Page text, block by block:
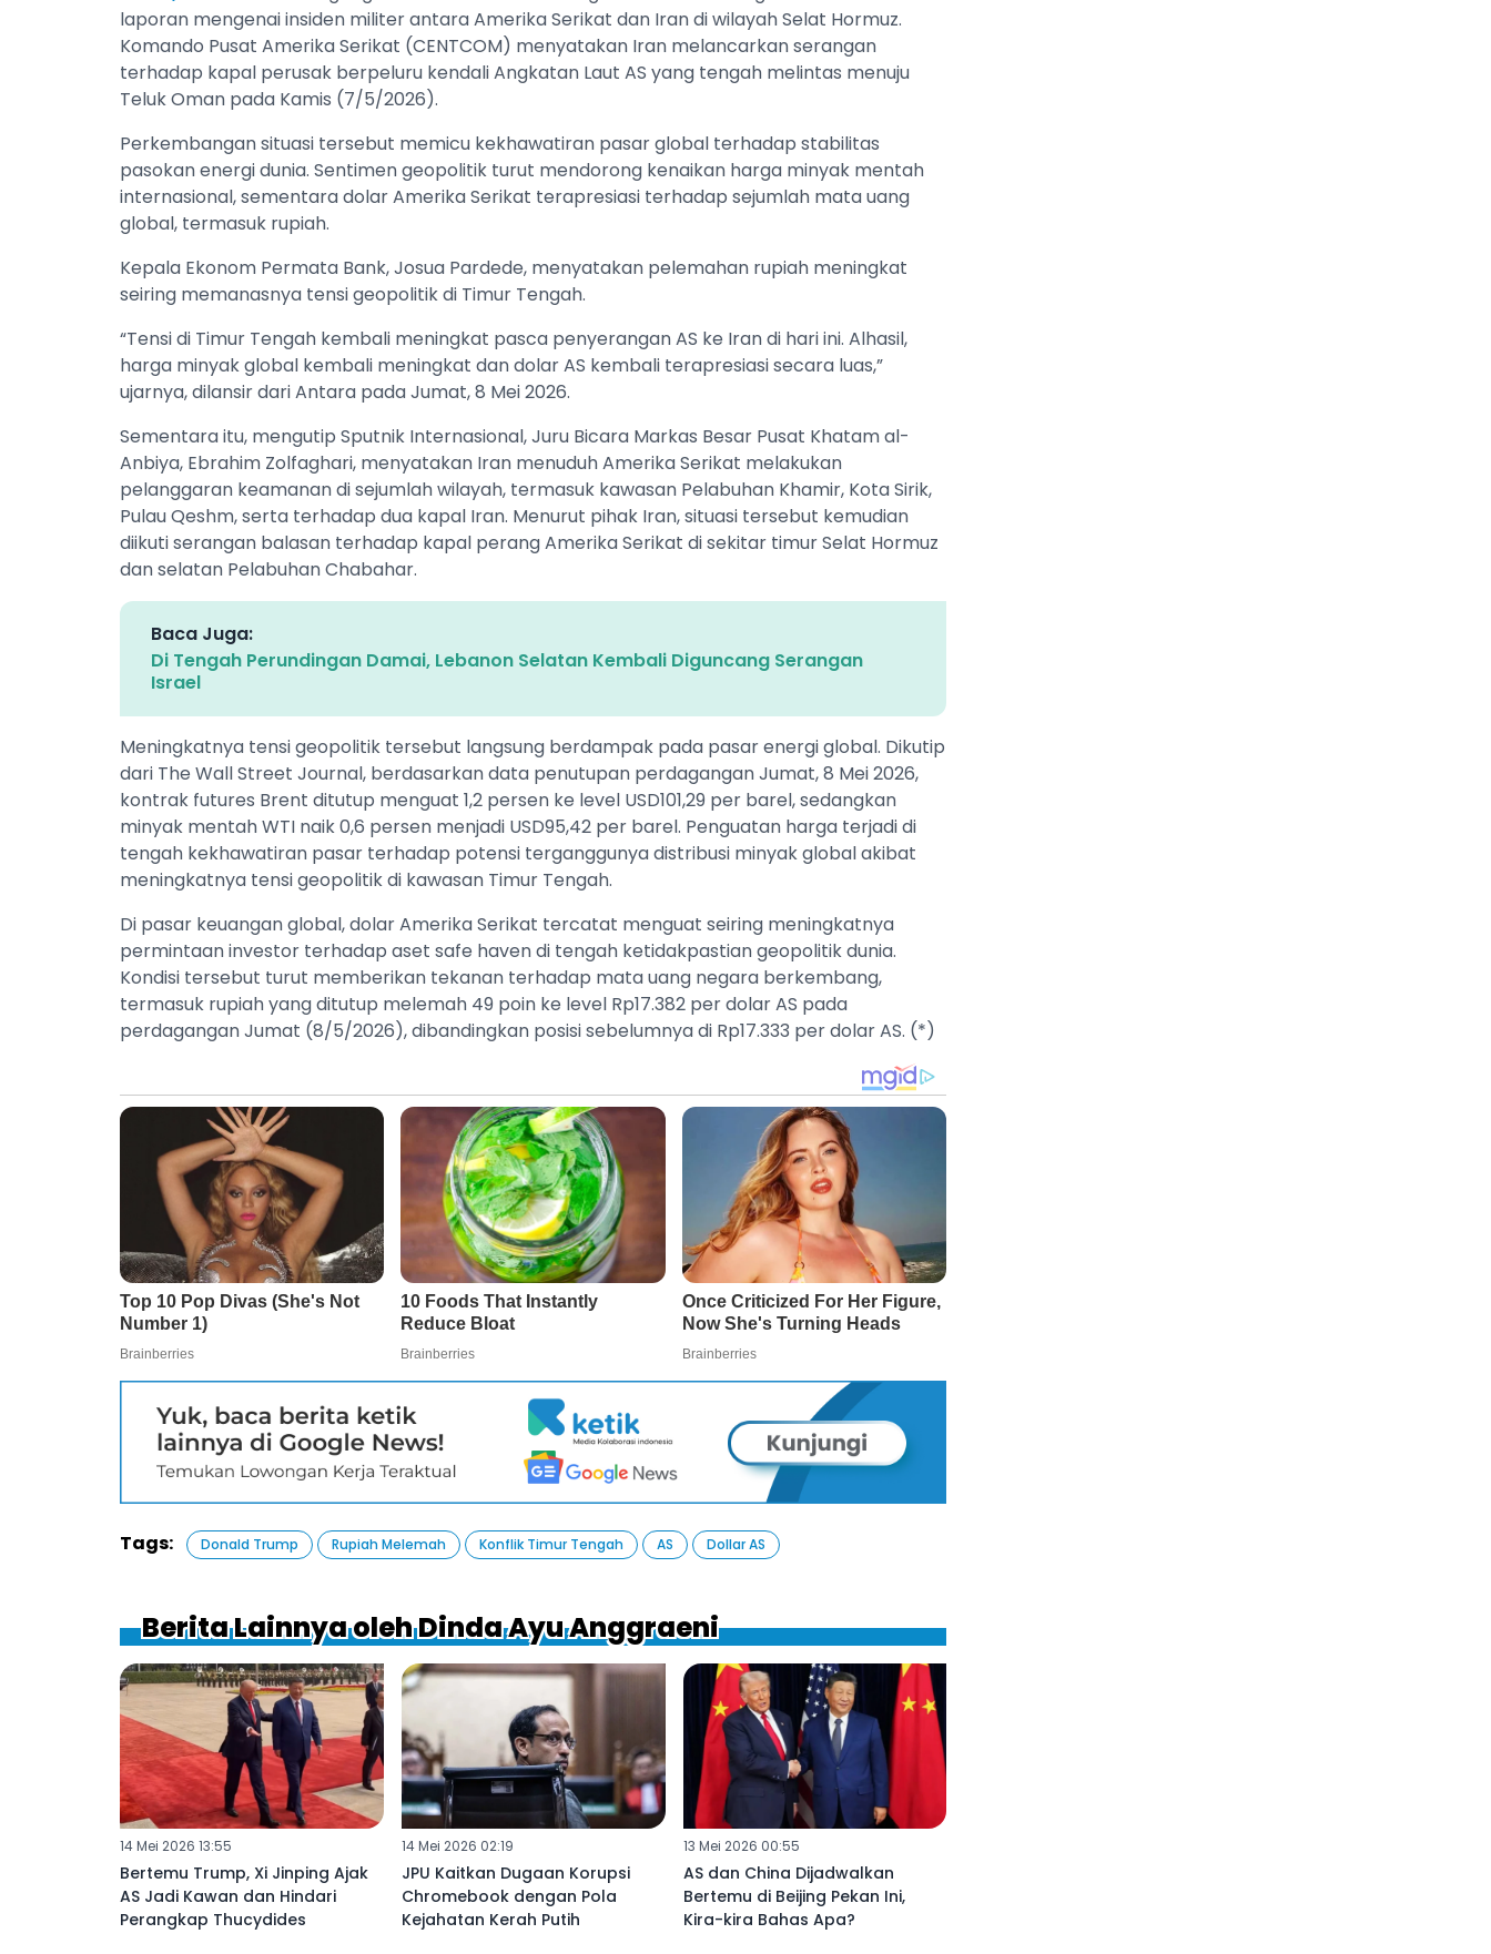
laporan mengenai insiden militer antara Amerika Serikat dan Iran di wilayah Selat Hormuz.
Komando Pusat Amerika Serikat (CENTCOM) menyatakan Iran melancarkan serangan
terhadap kapal perusak berpeluru kendali Angkatan Laut AS yang tengah melintas menuju
Teluk Oman pada Kamis (7/5/2026).
Perkembangan situasi tersebut memicu kekhawatiran pasar global terhadap stabilitas
pasokan energi dunia. Sentimen geopolitik turut mendorong kenaikan harga minyak mentah
internasional, sementara dolar Amerika Serikat terapresiasi terhadap sejumlah mata uang
global, termasuk rupiah.
Kepala Ekonom Permata Bank, Josua Pardede, menyatakan pelemahan rupiah meningkat
seiring memanasnya tensi geopolitik di Timur Tengah.
“Tensi di Timur Tengah kembali meningkat pasca penyerangan AS ke Iran di hari ini. Alhasil,
harga minyak global kembali meningkat dan dolar AS kembali terapresiasi secara luas,”
ujarnya, dilansir dari Antara pada Jumat, 8 Mei 2026.
Sementara itu, mengutip Sputnik Internasional, Juru Bicara Markas Besar Pusat Khatam al-
Anbiya, Ebrahim Zolfaghari, menyatakan Iran menuduh Amerika Serikat melakukan
pelanggaran keamanan di sejumlah wilayah, termasuk kawasan Pelabuhan Khamir, Kota Sirik,
Pulau Qeshm, serta terhadap dua kapal Iran. Menurut pihak Iran, situasi tersebut kemudian
diikuti serangan balasan terhadap kapal perang Amerika Serikat di sekitar timur Selat Hormuz
dan selatan Pelabuhan Chabahar.
Baca Juga:
Di Tengah Perundingan Damai, Lebanon Selatan Kembali Diguncang Serangan
Israel
Meningkatnya tensi geopolitik tersebut langsung berdampak pada pasar energi global. Dikutip
dari The Wall Street Journal, berdasarkan data penutupan perdagangan Jumat, 8 Mei 2026,
kontrak futures Brent ditutup menguat 1,2 persen ke level USD101,29 per barel, sedangkan
minyak mentah WTI naik 0,6 persen menjadi USD95,42 per barel. Penguatan harga terjadi di
tengah kekhawatiran pasar terhadap potensi terganggunya distribusi minyak global akibat
meningkatnya tensi geopolitik di kawasan Timur Tengah.
Di pasar keuangan global, dolar Amerika Serikat tercatat menguat seiring meningkatnya
permintaan investor terhadap aset safe haven di tengah ketidakpastian geopolitik dunia.
Kondisi tersebut turut memberikan tekanan terhadap mata uang negara berkembang,
termasuk rupiah yang ditutup melemah 49 poin ke level Rp17.382 per dolar AS pada
perdagangan Jumat (8/5/2026), dibandingkan posisi sebelumnya di Rp17.333 per dolar AS. (*)
Tags: Donald Trump Rupiah Melemah Konflik Timur Tengah AS Dollar AS
Berita Lainnya oleh Dinda Ayu Anggraeni
14 Mei 2026 13:55
Bertemu Trump, Xi Jinping Ajak
AS Jadi Kawan dan Hindari
Perangkap Thucydides
14 Mei 2026 02:19
JPU Kaitkan Dugaan Korupsi
Chromebook dengan Pola
Kejahatan Kerah Putih
13 Mei 2026 00:55
AS dan China Dijadwalkan
Bertemu di Beijing Pekan Ini,
Kira-kira Bahas Apa?